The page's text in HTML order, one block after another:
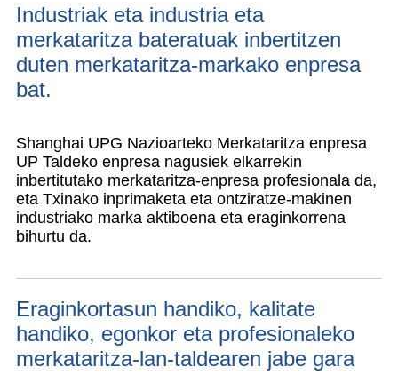
Industriak eta industria eta
merkataritza bateratuak inbertitzen
duten merkataritza-markako enpresa
bat.
Shanghai UPG Nazioarteko Merkataritza enpresa
UP Taldeko enpresa nagusiek elkarrekin
inbertitutako merkataritza-enpresa profesionala da,
eta Txinako inprimaketa eta ontziratze-makinen
industriako marka aktiboena eta eraginkorrena
bihurtu da.
Eraginkortasun handiko, kalitate
handiko, egonkor eta profesionaleko
merkataritza-lan-taldearen jabe gara